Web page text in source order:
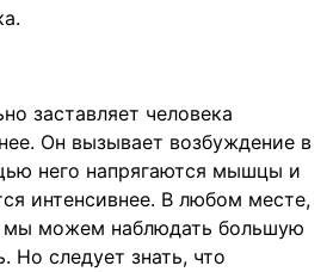
заставляет человека
Он вызывает возбуждение в
него напрягаются мышцы и
интенсивнее. В любом месте,
мы можем наблюдать большую
Но следует знать, что